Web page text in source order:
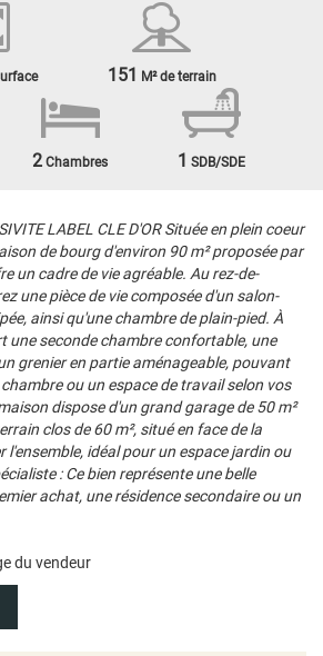
151 M² de terrain
2 Chambres 1 SDB/SDE
LABEL CLE D'OR Située en plein coeur
de bourg d'environ 90 m² proposée par
un cadre de vie agréable. Au rez-de-
une pièce de vie composée d'un salon-
ainsi qu'une chambre de plain-pied. À
une seconde chambre confortable, une
grenier en partie aménageable, pouvant
ou un espace de travail selon vos
dispose d'un grand garage de 50 m²
clos de 60 m², situé en face de la
l'ensemble, idéal pour un espace jardin ou
: Ce bien représente une belle
achat, une résidence secondaire ou un
du vendeur